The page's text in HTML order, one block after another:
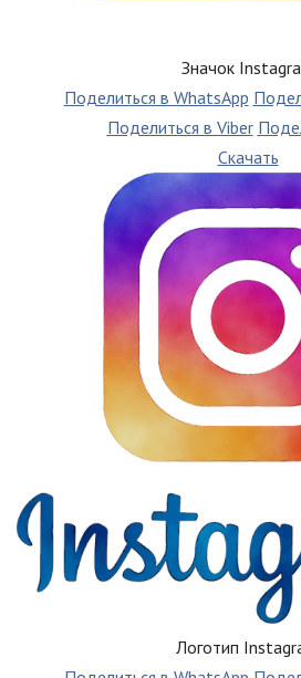
Значок
Поделиться в WhatsApp
Поделиться в Viber
Скачать
Логотип